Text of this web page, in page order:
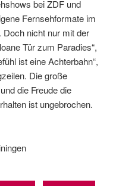
bei ZDF und
Fernsehformate im
Doch nicht nur mit der
Tür zum Paradies“,
ist eine Achterbahn“,
Die große
die Freude die
ist ungebrochen.